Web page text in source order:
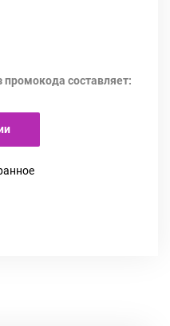
промокода составляет: